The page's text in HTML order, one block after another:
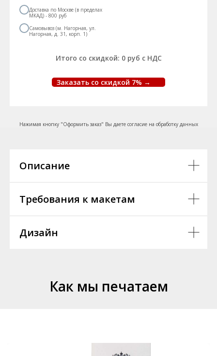
Доставка по Москве (в пределах
МКАД) - 800 руб
Самовывоз (м. Нагорная, ул.
Нагорная, д. 31, корп. 1)
Итого со скидкой: 0 руб с НДС
Заказать со скидкой 7% →
Нажимая кнопку "Оформить заказ" Вы даете согласие на обработку данных
Описание
Требования к макетам
Дизайн
Как мы печатаем